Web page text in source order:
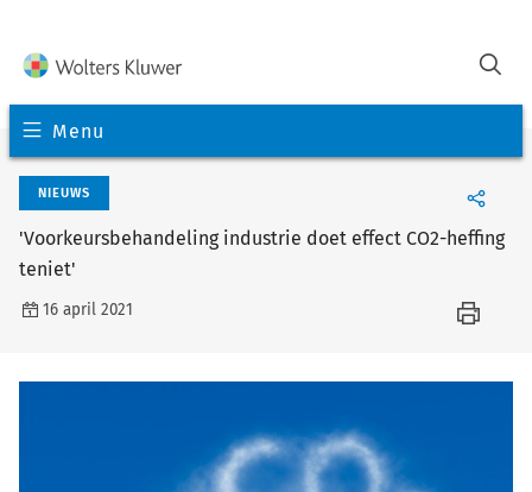
Menu
NIEUWS
'Voorkeursbehandeling industrie doet effect CO2-heffing
teniet'
16 april 2021